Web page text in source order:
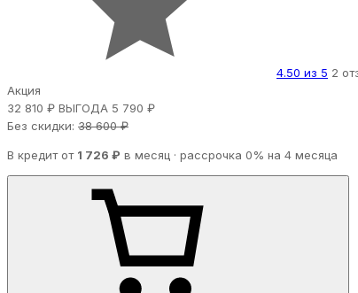
4.50 из 5 2
Акция
32 810 ₽ ВЫГОДА 5 790 ₽
Без скидки: 38 600 ₽
В кредит от 1 726 ₽ в месяц · рассрочка 0% на 4 месяца